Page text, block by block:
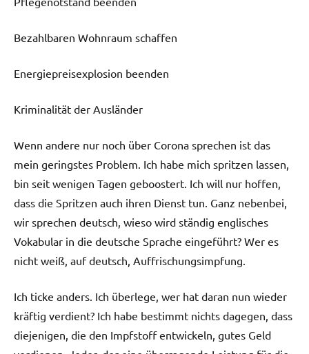
Bezahlbaren Wohnraum schaffen
Energiepreisexplosion beenden
Kriminalität der Ausländer
Wenn andere nur noch über Corona sprechen ist das
mein geringstes Problem. Ich habe mich spritzen lassen,
bin seit wenigen Tagen geboostert. Ich will nur hoffen,
dass die Spritzen auch ihren Dienst tun. Ganz nebenbei,
wir sprechen deutsch, wieso wird ständig englisches
Vokabular in die deutsche Sprache eingeführt? Wer es
nicht weiß, auf deutsch, Auffrischungsimpfung.
Ich ticke anders. Ich überlege, wer hat daran nun wieder
kräftig verdient? Ich habe bestimmt nichts dagegen, dass
diejenigen, die den Impfstoff entwickeln, gutes Geld